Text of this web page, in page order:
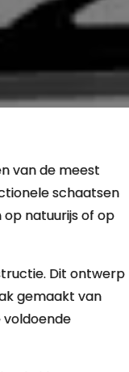
van de meest
schaatsen
natuurijs of op
Dit ontwerp
gemaakt van
voldoende